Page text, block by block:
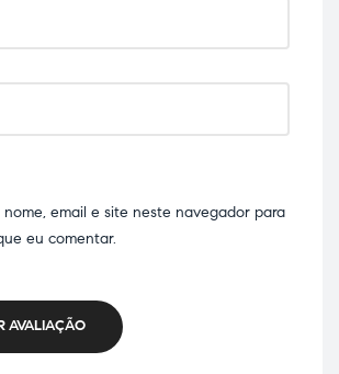
email e site neste navegador para
eu comentar.
AVALIAÇÃO